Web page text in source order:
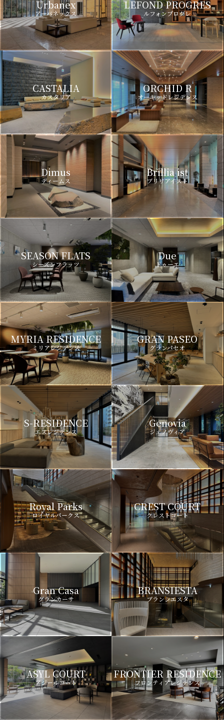
Urbanex
アーバネックス
LEFOND PROGRES
ルフォンプログレ
CASTALIA
カスタリア
ORCHID R
オーキッドレジデンス
Dimus
ディームス
Brillia ist
ブリリアイスト
SEASON FLATS
シーズンフラッツ
Due
ドゥーエ
MYRIA RESIDENCE
ミリアレジデンス
GRAN PASEO
グランパセオ
S-RESIDENCE
エスレジデンス
Genovia
ジェノヴィア
Royal Parks
ロイヤルパークス
CREST COURT
クレストコート
Gran Casa
グランカーサ
BRANSIESTA
ブランシエスタ
ASYL COURT
アジールコート
FRONTIER RESIDENCE
フロンティアレジデンス